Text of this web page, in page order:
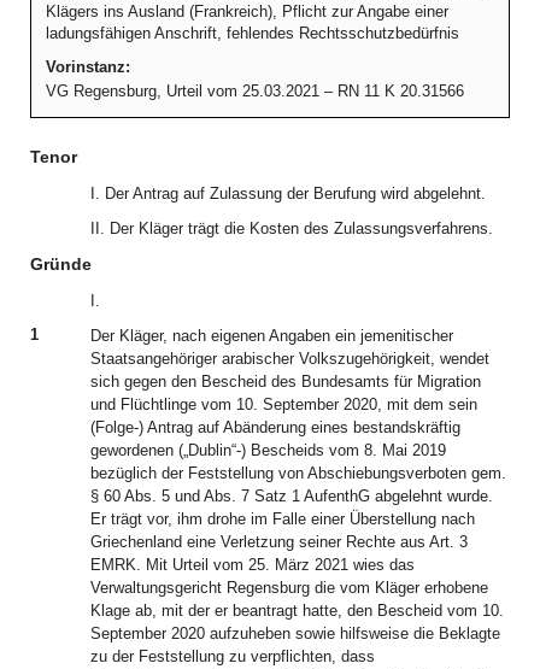
Klägers ins Ausland (Frankreich), Pflicht zur Angabe einer
ladungsfähigen Anschrift, fehlendes Rechtsschutzbedürfnis
Vorinstanz:
VG Regensburg, Urteil vom 25.03.2021 – RN 11 K 20.31566
Tenor
I. Der Antrag auf Zulassung der Berufung wird abgelehnt.
II. Der Kläger trägt die Kosten des Zulassungsverfahrens.
Gründe
I.
1
Der Kläger, nach eigenen Angaben ein jemenitischer
Staatsangehöriger arabischer Volkszugehörigkeit, wendet
sich gegen den Bescheid des Bundesamts für Migration
und Flüchtlinge vom 10. September 2020, mit dem sein
(Folge-) Antrag auf Abänderung eines bestandskräftig
gewordenen („Dublin“-) Bescheids vom 8. Mai 2019
bezüglich der Feststellung von Abschiebungsverboten gem.
§ 60 Abs. 5 und Abs. 7 Satz 1 AufenthG abgelehnt wurde.
Er trägt vor, ihm drohe im Falle einer Überstellung nach
Griechenland eine Verletzung seiner Rechte aus Art. 3
EMRK. Mit Urteil vom 25. März 2021 wies das
Verwaltungsgericht Regensburg die vom Kläger erhobene
Klage ab, mit der er beantragt hatte, den Bescheid vom 10.
September 2020 aufzuheben sowie hilfsweise die Beklagte
zu der Feststellung zu verpflichten, dass